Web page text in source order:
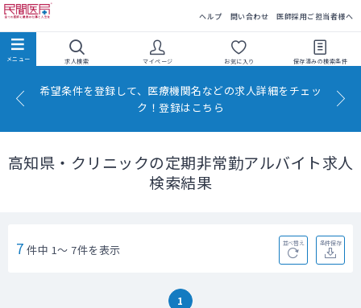
ヘルプ 問い合わせ 医師採用ご担当者様へ
求人検索 マイページ お気に入り 保存済みの検索条件
希望条件を登録して、医療機関名などの求人詳細をチェッ
ク！登録はこちら
高知県・クリニックの定期非常勤アルバイト求人
検索結果
7 件中 1～ 7件を表示 並べ替え 条件保存
1